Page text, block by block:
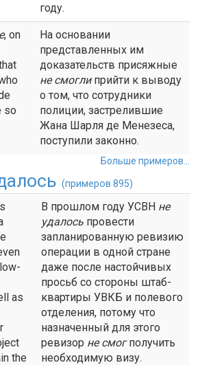
году.
, on
so
На основании
представленных им
доказательств присяжные
несмоглиприйти к выводу
о том, что сотрудники
полиции, застрелившие
Жана Шарля де Менезеса,
поступили законно.
Больше примеров...
(примеров 895)
as
the
В прошлом году УСВН не
удалось провести
запланированную ревизию
операции в одной стране
даже после настойчивых
просьб со стороны штаб-
квартиры УВКБ и полевого
отделения, потому что
назначенный для этого
ревизор не смогполучить
необходимую визу.